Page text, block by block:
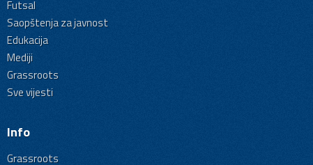
Futsal
Saopštenja za javnost
Edukacija
Mediji
Grassroots
Sve vijesti
Info
Grassroots